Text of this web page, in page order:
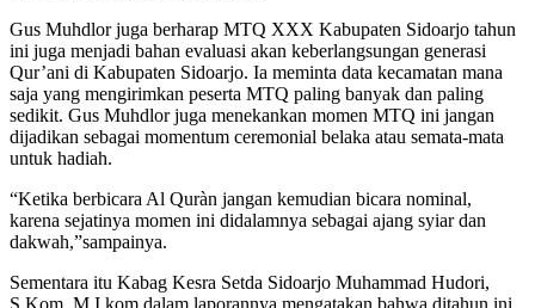
Gus Muhdlor juga berharap MTQ XXX Kabupaten Sidoarjo tahun
ini juga menjadi bahan evaluasi akan keberlangsungan generasi
Qur’ani di Kabupaten Sidoarjo. Ia meminta data kecamatan mana
saja yang mengirimkan peserta MTQ paling banyak dan paling
sedikit. Gus Muhdlor juga menekankan momen MTQ ini jangan
dijadikan sebagai momentum ceremonial belaka atau semata-mata
untuk hadiah.
“Ketika berbicara Al Quràn jangan kemudian bicara nominal,
karena sejatinya momen ini didalamnya sebagai ajang syiar dan
dakwah,”sampainya.
Sementara itu Kabag Kesra Setda Sidoarjo Muhammad Hudori,
S,Kom, M.I.kom dalam laporannya mengatakan bahwa ditahun ini